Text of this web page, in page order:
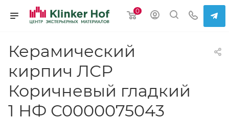
0
Керамический
кирпич ЛСР
Коричневый гладкий
1 НФ С0000075043